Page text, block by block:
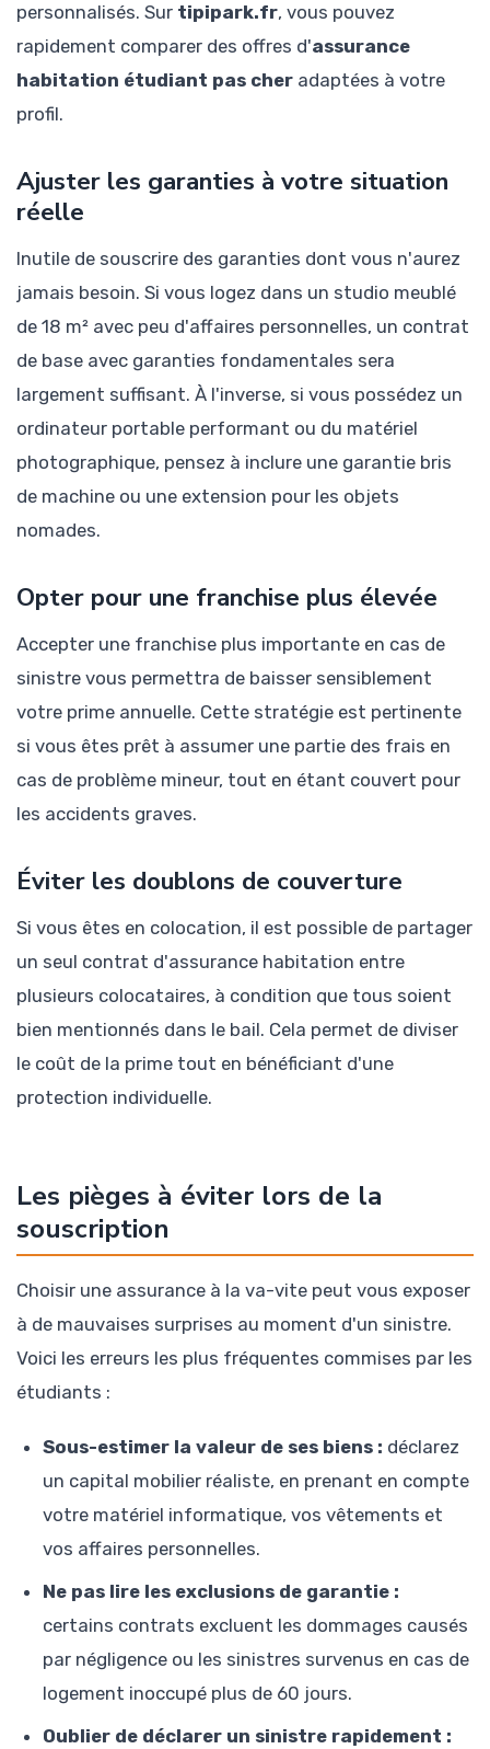
personnalisés. Sur tipipark.fr, vous pouvez
rapidement comparer des offres d'assurance
habitation étudiant pas cher adaptées à votre
profil.
Ajuster les garanties à votre situation
réelle
Inutile de souscrire des garanties dont vous n'aurez
jamais besoin. Si vous logez dans un studio meublé
de 18 m² avec peu d'affaires personnelles, un contrat
de base avec garanties fondamentales sera
largement suffisant. À l'inverse, si vous possédez un
ordinateur portable performant ou du matériel
photographique, pensez à inclure une garantie bris
de machine ou une extension pour les objets
nomades.
Opter pour une franchise plus élevée
Accepter une franchise plus importante en cas de
sinistre vous permettra de baisser sensiblement
votre prime annuelle. Cette stratégie est pertinente
si vous êtes prêt à assumer une partie des frais en
cas de problème mineur, tout en étant couvert pour
les accidents graves.
Éviter les doublons de couverture
Si vous êtes en colocation, il est possible de partager
un seul contrat d'assurance habitation entre
plusieurs colocataires, à condition que tous soient
bien mentionnés dans le bail. Cela permet de diviser
le coût de la prime tout en bénéficiant d'une
protection individuelle.
Les pièges à éviter lors de la
souscription
Choisir une assurance à la va-vite peut vous exposer
à de mauvaises surprises au moment d'un sinistre.
Voici les erreurs les plus fréquentes commises par les
étudiants :
Sous-estimer la valeur de ses biens : déclarez
un capital mobilier réaliste, en prenant en compte
votre matériel informatique, vos vêtements et
vos affaires personnelles.
Ne pas lire les exclusions de garantie :
certains contrats excluent les dommages causés
par négligence ou les sinistres survenus en cas de
logement inoccupé plus de 60 jours.
Oublier de déclarer un sinistre rapidement :